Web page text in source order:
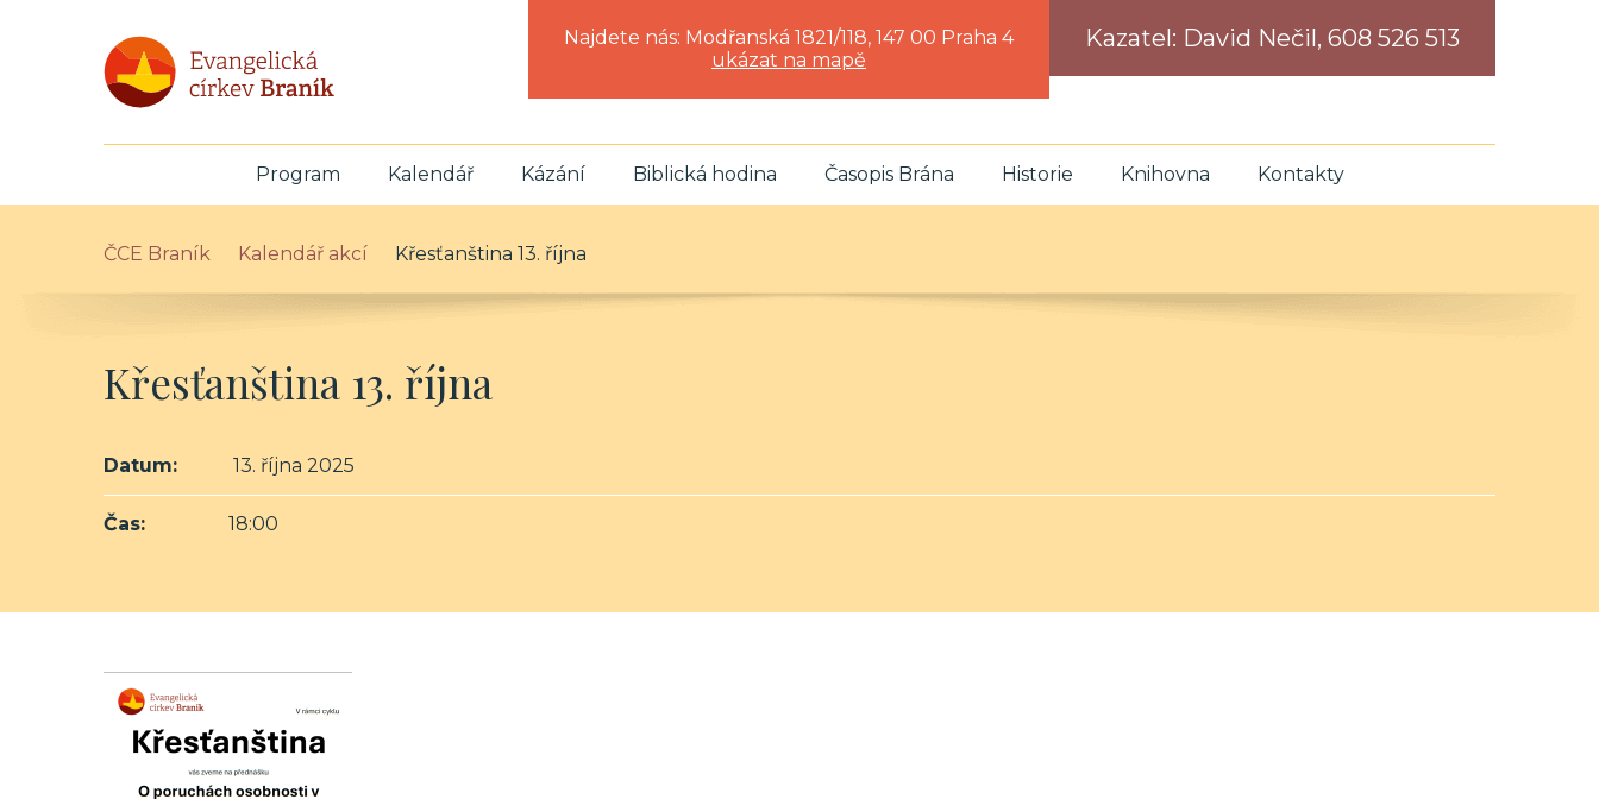
Najdete nás: Modřanská 1821/118, 147 00 Praha 4
ukázat na mapě
Kazatel: David Nečil, 608 526 513
Program Kalendář Kázání Biblická hodina Časopis Brána Historie Knihovna Kontakty
ČCE Braník Kalendář akcí Křesťanština 13. října
Křesťanština 13. října
Datum: 13. října 2025
Čas: 18:00